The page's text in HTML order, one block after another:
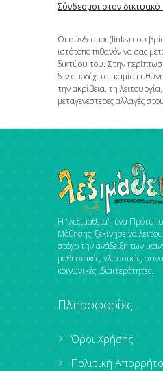
Σύνδεσμοι στον
Οι σύνδεσμοι (links) που
ιστότοπο πιθανόν να σας
δικτύου του. Στην
δεν αποδέχεται καμία
την ακρίβεια, τη
μεταγενέστερες αλλαγές
Η "λεξιμάθεια", ένα
Μάθησης, ξεκίνησε να
στόχο την ανάδειξη των
μαθησιακές, γλωσσικές,
κοινωνικές ιδιαιτερότητες.
Πληροφορίες
Όροι Χρήσης
Πολιτική